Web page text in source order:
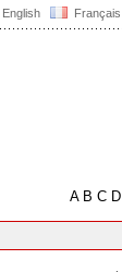
English Français
AB C D